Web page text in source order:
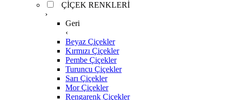
ÇİÇEK RENKLERİ
›
Geri
‹
Beyaz Çiçekler
Kırmızı Çiçekler
Pembe Çiçekler
Turuncu Çiçekler
Sarı Çiçekler
Mor Çiçekler
Rengarenk Çiçekler